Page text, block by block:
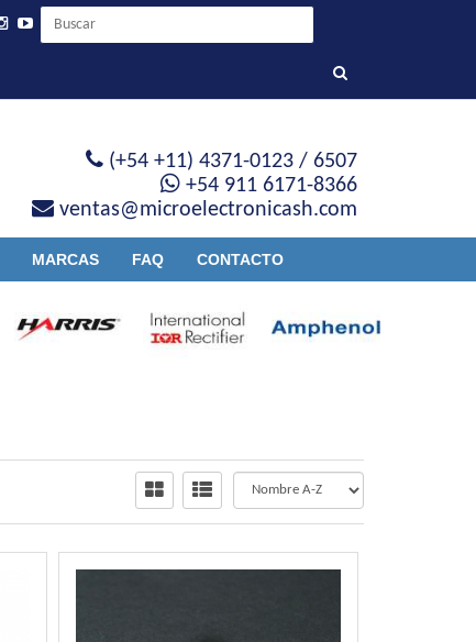
MARCAS FAQ CONTACTO
(+54 +11) 4371-0123 / 6507
+54 911 6171-8366
ventas@microelectronicash.com